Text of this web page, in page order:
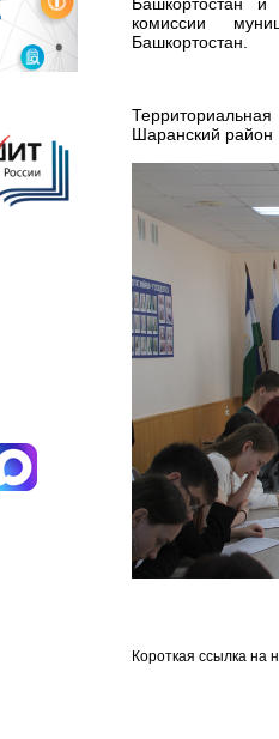
комиссии
Башкортостан.
Шаранский район
Короткая ссылка на